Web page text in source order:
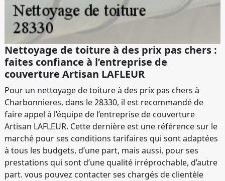
Nettoyage de toiture à des prix pas chers :
faites confiance à l’entreprise de
couverture Artisan LAFLEUR
Pour un nettoyage de toiture à des prix pas chers à
Charbonnieres, dans le 28330, il est recommandé de
faire appel à l’équipe de l’entreprise de couverture
Artisan LAFLEUR. Cette dernière est une référence sur le
marché pour ses conditions tarifaires qui sont adaptées
à tous les budgets, d’une part, mais aussi, pour ses
prestations qui sont d’une qualité irréprochable, d’autre
part. vous pouvez contacter ses chargés de clientèle